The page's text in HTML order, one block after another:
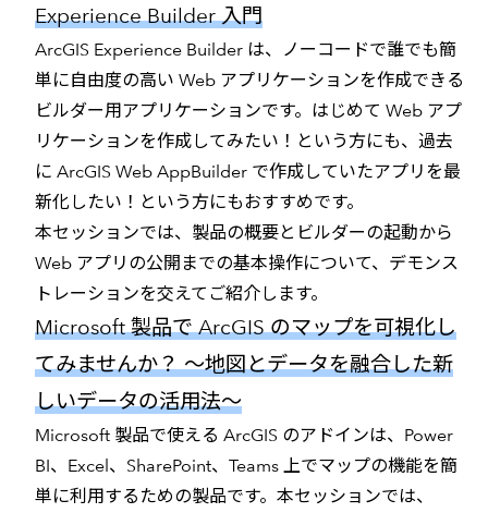
Experience Builder 入門
ArcGIS Experience Builder は、ノーコードで誰でも簡
単に自由度の高い Web アプリケーションを作成できる
ビルダー用アプリケーションです。はじめて Web アプ
リケーションを作成してみたい！という方にも、過去
に ArcGIS Web AppBuilder で作成していたアプリを最
新化したい！という方にもおすすめです。
本セッションでは、製品の概要とビルダーの起動から
Web アプリの公開までの基本操作について、デモンス
トレーションを交えてご紹介します。
Microsoft 製品で ArcGIS のマップを可視化し
てみませんか？ ～地図とデータを融合した新
しいデータの活用法～
Microsoft 製品で使える ArcGIS のアドインは、Power
BI、Excel、SharePoint、Teams 上でマップの機能を簡
単に利用するための製品です。本セッションでは、